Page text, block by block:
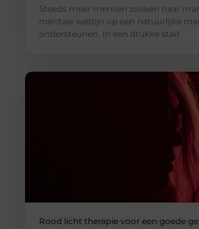
Steeds meer mensen zoeken naar
mentale welzijn op een natuurlijke
ondersteunen. In een drukke stad
Rood licht therapie voor een goede